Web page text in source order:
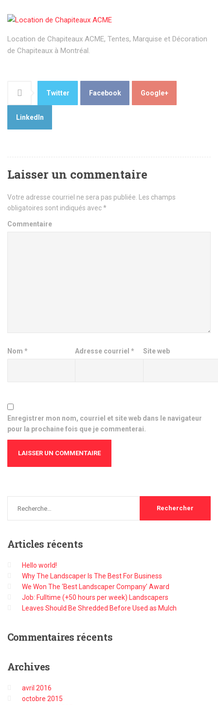
Location de Chapiteaux ACME, Tentes, Marquise et Décoration
de Chapiteaux à Montréal.
Twitter Facebook Google+
LinkedIn
Laisser un commentaire
Votre adresse courriel ne sera pas publiée.
Les champs
obligatoires sont indiqués avec*
Commentaire
Nom * Adresse courriel* Site web
Enregistrer mon nom, courriel et site web dans le navigateur
pour la prochaine fois que je commenterai.
Articles récents
Hello world!
Why The Landscaper Is The Best For Business
We Won The ‘Best Landscaper Company’ Award
Job: Fulltime (+50 hours per week) Landscapers
Leaves Should Be Shredded Before Used as Mulch
Commentaires récents
Archives
avril 2016
octobre 2015